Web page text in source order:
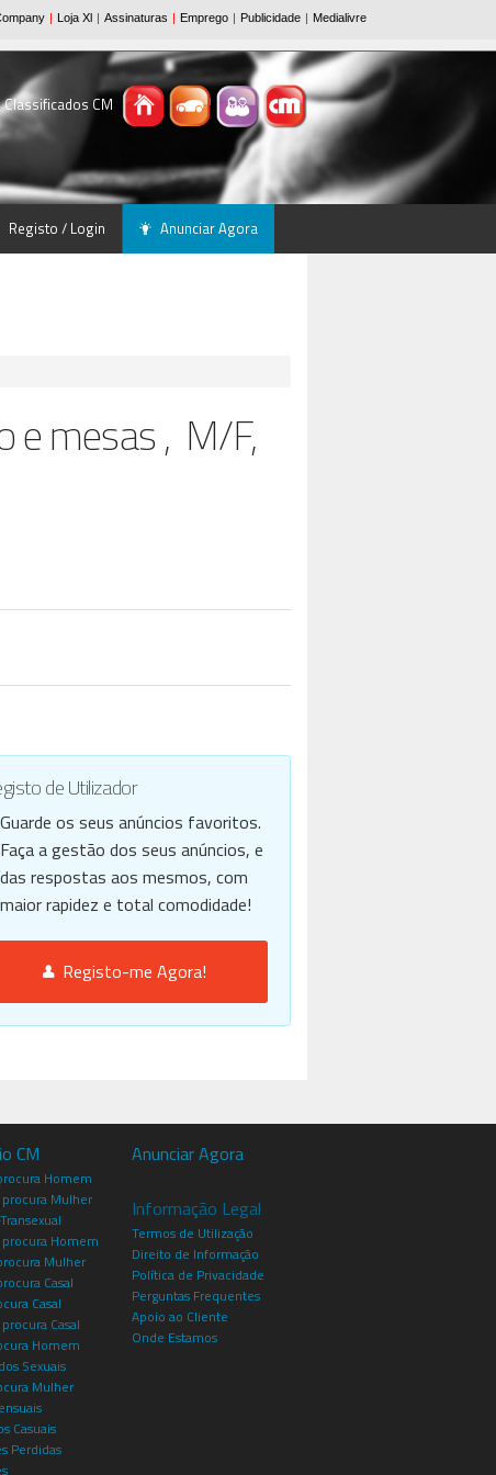
Classificados CM
Registo / Login Anunciar Agora
e mesas , M/F,
de Utilizador
Guarde os seus anúncios favoritos.
Faça a gestão dos seus anúncios, e
das respostas aos mesmos, com
maior rapidez e total comodidade!
Registo-me Agora!
CM
Homem
Mulher
Homem
Mulher
Casal
Casal
Casal
Homem
Sexuais
Mulher
Casuais
Perdidas
Anunciar Agora
Informação Legal
Termos de Utilização
Direito de Informação
Política de Privacidade
Perguntas Frequentes
Apoio ao Cliente
Onde Estamos